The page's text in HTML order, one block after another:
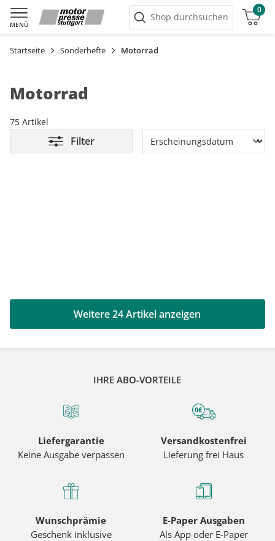
MENÜ
Shop durchsuchen
0
Warenkorb
Startseite Sonderhefte Motorrad
Motorrad
75 Artikel
Filter
Weitere 24 Artikel anzeigen
IHRE ABO-VORTEILE
Liefergarantie
Keine Ausgabe verpassen
Versandkostenfrei
Lieferung frei Haus
Wunschprämie
Geschenk inklusive
E-Paper Ausgaben
Als App oder E-Paper